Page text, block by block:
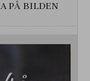
PÅ BILDEN